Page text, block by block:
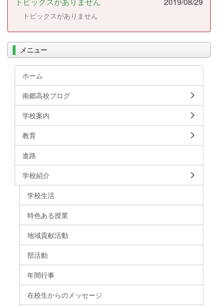
トピックスがありません
メニュー
ホーム
南郷高校ブログ
学校案内
教育
進路
学校紹介
学校生活
特色ある授業
地域貢献活動
部活動
年間行事
在校生からのメッセージ